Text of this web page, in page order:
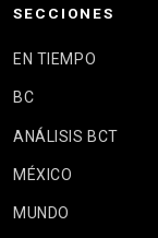
SECCIONES
EN TIEMPO
BC
ANÁLISIS BCT
MÉXICO
MUNDO